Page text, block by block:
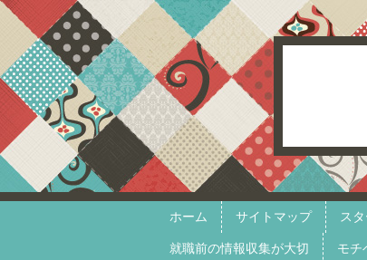
ホーム サイトマップ ス
就職前の情報収集が大切
モチ